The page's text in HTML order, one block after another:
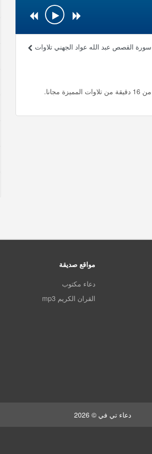
سورة القصص عبد الله عواد الجهني تلاوات
مواقع صديقة
دعاء مكتوب
القران الكريم mp3
دعاء تي في © 2026